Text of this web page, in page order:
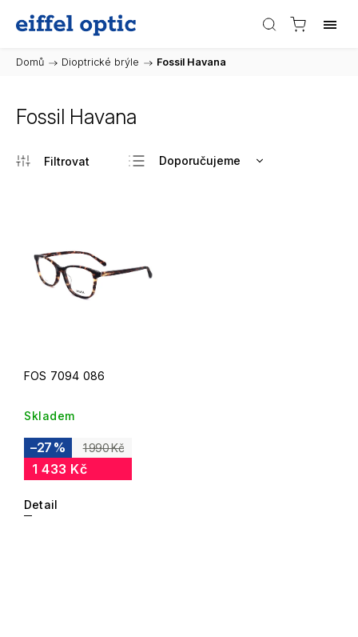
Domů / Dioptrické brýle / Fossil Havana
Fossil Havana
Doporučujeme
FOS 7094 086
Skladem
1 990 Kč
–27 %
1 433 Kč
Detail